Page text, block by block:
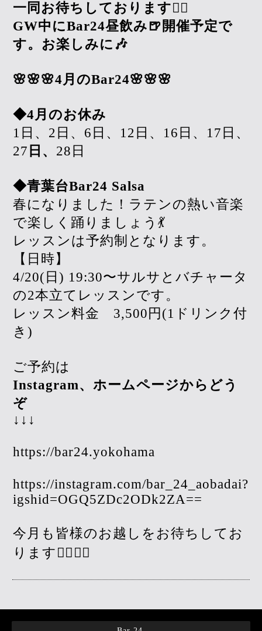
一同お待ちしております🙇‍♀️
GW中にBar24昼飲み🍺開催予定で
す。お楽しみに🎶
🌸🌸🌸4月のBar24🌸🌸🌸
◆4月のお休み
1日、2日、6日、12日、16日、17日、
27 日、 28日
◆青葉台Bar24 Salsa
春になりました！ラテンの熱い音楽
で楽しく踊りましょう💃
レッスンは予約制となります。
【日時】
4/20(日) 19:30〜サルサとバチャータ
の2本立てレッスンです。
レッスン料金 3,500円(1ドリンク付
き)
ご予約は
Instagram、ホームページからどう
ぞ
↓↓↓
https://bar24.yokohama
https://instagram.com/bar_24_aobadai?
igshid=OGQ5ZDc2ODk2ZA==
今月も皆様のお越しをお待ちしてお
ります🙇‍♀️🙇‍♀️